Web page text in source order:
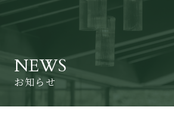
NEWS
お知らせ